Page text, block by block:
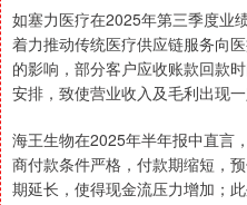
如塞力医疗在2025年第三季度业
着力推动传统医疗供应链服务向
的影响，部分客户应收账款回款
安排，致使营业收入及毛利出现一
海王生物在2025年半年报中直言
商付款条件严格，付款期缩短，
期延长，使得现金流压力增加；